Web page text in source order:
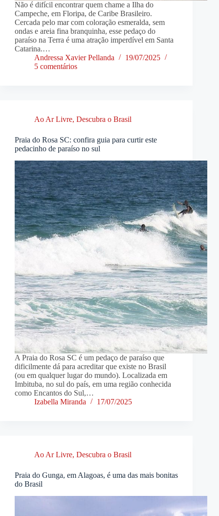
Não é difícil encontrar quem chame a Ilha do
Campeche, em Floripa, de Caribe Brasileiro.
Cercada pelo mar com coloração esmeralda, sem
ondas e areia fina branquinha, esse pedaço do
paraíso na Terra é uma atração imperdível em Santa
Catarina.…
Andressa Xavier Pellanda
19/07/2025
5 comentários
Ao Ar Livre, Descubra o Brasil
Praia do Rosa SC: confira guia para curtir este
pedacinho de paraíso no sul
A Praia do Rosa SC é um pedaço de paraíso que
dificilmente dá para acreditar que existe no Brasil
(ou em qualquer lugar do mundo). Localizada em
Imbituba, no sul do país, em uma região conhecida
como Encantos do Sul,…
Izabella Miranda
17/07/2025
Ao Ar Livre, Descubra o Brasil
Praia do Gunga, em Alagoas, é uma das mais bonitas
do Brasil